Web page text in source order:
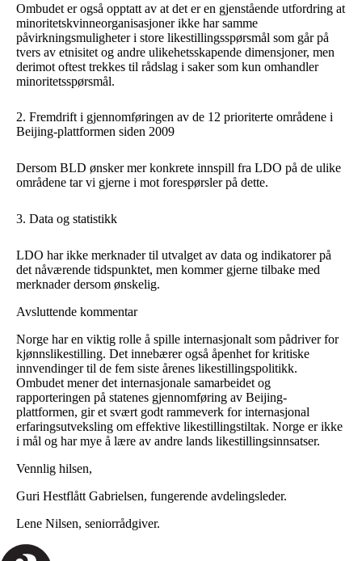
Ombudet er også opptatt av at det er en gjenstående utfordring at
minoritetskvinneorganisasjoner ikke har samme
påvirkningsmuligheter i store likestillingsspørsmål som går på
tvers av etnisitet og andre ulikehetsskapende dimensjoner, men
derimot oftest trekkes til rådslag i saker som kun omhandler
minoritetsspørsmål.
2. Fremdrift i gjennomføringen av de 12 prioriterte områdene i
Beijing-plattformen siden 2009
Dersom BLD ønsker mer konkrete innspill fra LDO på de ulike
områdene tar vi gjerne i mot forespørsler på dette.
3. Data og statistikk
LDO har ikke merknader til utvalget av data og indikatorer på
det nåværende tidspunktet, men kommer gjerne tilbake med
merknader dersom ønskelig.
Avsluttende kommentar
Norge har en viktig rolle å spille internasjonalt som pådriver for
kjønnslikestilling. Det innebærer også åpenhet for kritiske
innvendinger til de fem siste årenes likestillingspolitikk.
Ombudet mener det internasjonale samarbeidet og
rapporteringen på statenes gjennomføring av Beijing-
plattformen, gir et svært godt rammeverk for internasjonal
erfaringsutveksling om effektive likestillingstiltak. Norge er ikke
i mål og har mye å lære av andre lands likestillingsinnsatser.
Vennlig hilsen,
Guri Hestflått Gabrielsen, fungerende avdelingsleder.
Lene Nilsen, seniorrådgiver.